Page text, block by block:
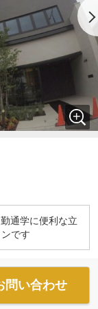
通学に便利な立
です
問い合わせ